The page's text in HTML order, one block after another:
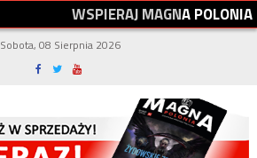
WSPIERAJMAGNAPOLONIA
Sobota, 08 Sierpnia 2026